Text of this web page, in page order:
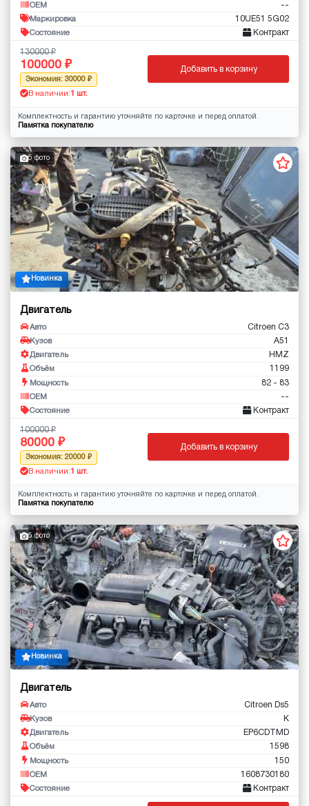
OEM --
Маркировка 10UE51 5G02
Состояние Контракт
130000
100000
Экономия: 30000
В наличии: 1 шт.
Добавить в корзину
Комплектность и гарантию уточняйте по карточке и перед оплатой.
Памятка покупателю
5 фото
Новинка
Двигатель
Авто Citroen C3
Кузов A51
Двигатель HMZ
Объём 1199
Мощность 82 - 83
OEM --
Состояние Контракт
100000
80000
Экономия: 20000
В наличии: 1 шт.
Добавить в корзину
Комплектность и гарантию уточняйте по карточке и перед оплатой.
Памятка покупателю
5 фото
Новинка
Двигатель
Авто Citroen Ds5
Кузов K
Двигатель EP6CDTMD
Объём 1598
Мощность 150
OEM 1608730180
Состояние Контракт